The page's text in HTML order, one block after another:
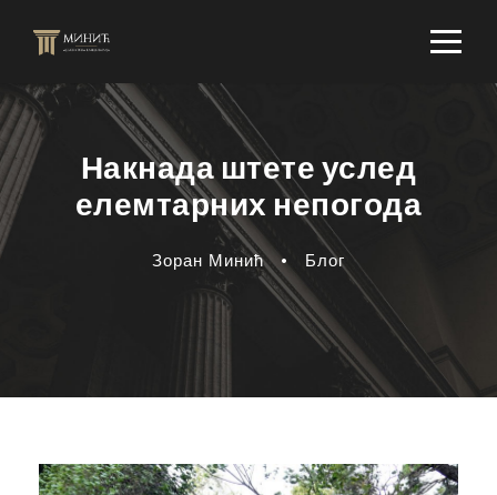
Накнада штете услед
елемтарних непогода
Зоран Минић • Блог